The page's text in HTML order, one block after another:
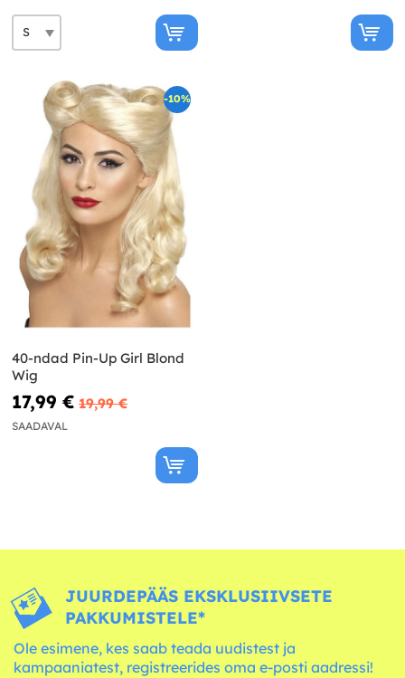
-10%
40-ndad Pin-Up Girl Blond
Wig
17,99 € 19,99 €
SAADAVAL
JUURDEPÄÄS EKSKLUSIIVSETE
PAKKUMISTELE*
Ole esimene, kes saab teada uudistest ja
kampaaniatest, registreerides oma e-posti aadressi!